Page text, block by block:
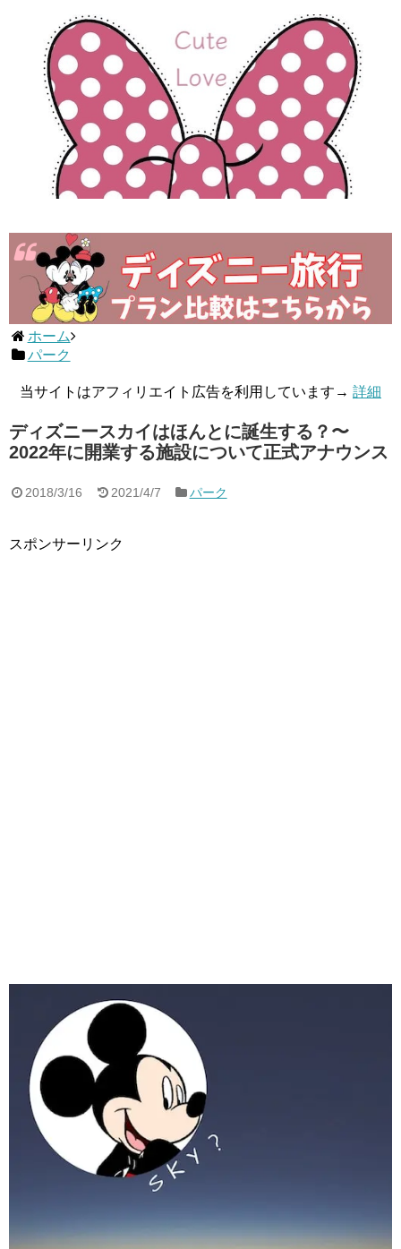
ホーム
パーク
当サイトはアフィリエイト広告を利用しています→ 詳細
ディズニースカイはほんとに誕生する？〜
2022年に開業する施設について正式アナウンス
2018/3/16 2021/4/7 パーク
スポンサーリンク